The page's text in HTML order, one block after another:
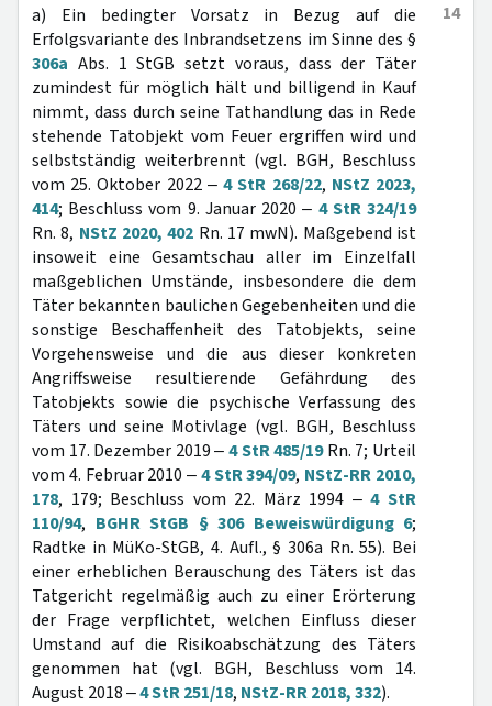
14
a) Ein bedingter Vorsatz in Bezug auf die
Erfolgsvariante des Inbrandsetzens im Sinne des §
306a Abs. 1 StGB setzt voraus, dass der Täter
zumindest für möglich hält und billigend in Kauf
nimmt, dass durch seine Tathandlung das in Rede
stehende Tatobjekt vom Feuer ergriffen wird und
selbstständig weiterbrennt (vgl. BGH, Beschluss
vom 25. Oktober 2022 ‒4 StR 268/22, NStZ 2023,
414; Beschluss vom 9. Januar 2020 ‒ 4 StR 324/19
Rn. 8, NStZ 2020, 402 Rn. 17 mwN). Maßgebend ist
insoweit eine Gesamtschau aller im Einzelfall
maßgeblichen Umstände, insbesondere die dem
Täter bekannten baulichen Gegebenheiten und die
sonstige Beschaffenheit des Tatobjekts, seine
Vorgehensweise und die aus dieser konkreten
Angriffsweise resultierende Gefährdung des
Tatobjekts sowie die psychische Verfassung des
Täters und seine Motivlage (vgl. BGH, Beschluss
vom 17. Dezember 2019 ‒4 StR 485/19Rn. 7; Urteil
vom 4. Februar 2010 ‒4 StR 394/09, NStZ-RR 2010,
178, 179; Beschluss vom 22. März 1994 ‒4 StR
110/94, BGHR StGB § 306 Beweiswürdigung 6;
Radtke in MüKo-StGB, 4. Aufl., § 306a Rn. 55). Bei
einer erheblichen Berauschung des Täters ist das
Tatgericht regelmäßig auch zu einer Erörterung
der Frage verpflichtet, welchen Einfluss dieser
Umstand auf die Risikoabschätzung des Täters
genommen hat (vgl. BGH, Beschluss vom 14.
August 2018 ‒4 StR 251/18, NStZ-RR 2018, 332).